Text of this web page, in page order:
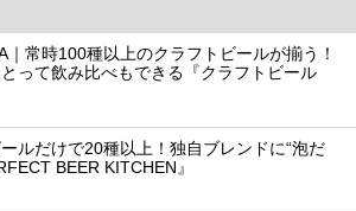
｜常時100種以上のクラフトビールが揃う！
って飲み比べもできる『クラフトビール
ルだけで20種以上！独自ブレンドに“泡だ
BEER KITCHEN』